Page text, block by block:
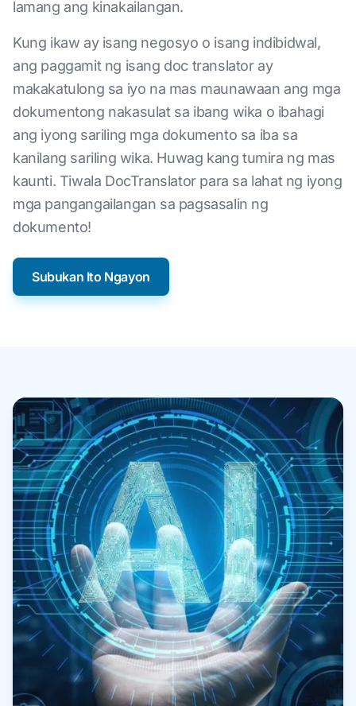
lamang ang kinakailangan.
Kung ikaw ay isang negosyo o isang indibidwal,
ang paggamit ng isang doc translator ay
makakatulong sa iyo na mas maunawaan ang mga
dokumentong nakasulat sa ibang wika o ibahagi
ang iyong sariling mga dokumento sa iba sa
kanilang sariling wika. Huwag kang tumira ng mas
kaunti. Tiwala DocTranslator para sa lahat ng iyong
mga pangangailangan sa pagsasalin ng
dokumento!
Subukan Ito Ngayon